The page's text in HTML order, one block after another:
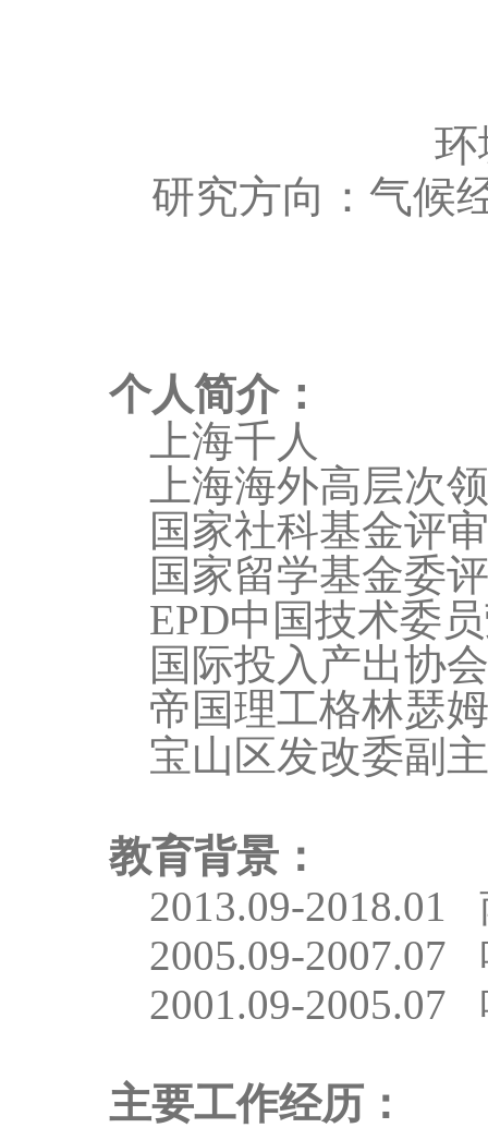
环
研究方向：气候
个人简介：
上海千人
上海海外高层次
国家社科基金评
国家留学基金委
EPD中国技术委
国际投入产出协
帝国理工格林瑟
宝山区发改委副
教育背景：
2013.09-2018.01
2005.09-2007.07
2001.09-2005.07
主要工作经历：